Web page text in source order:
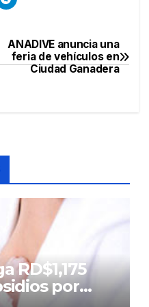
ANADIVE anuncia una
feria de vehículos en
Ciudad Ganadera
RD$1,175
por